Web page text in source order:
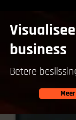
business
Betere